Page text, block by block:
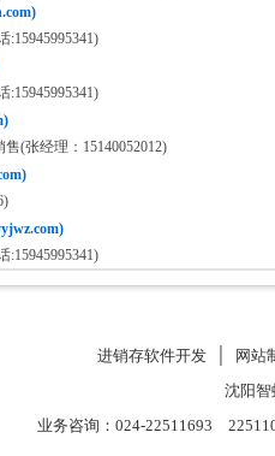
(张经理：15140052012)
进销存软件开发│
网站
沈阳
业务咨询：024-22511693